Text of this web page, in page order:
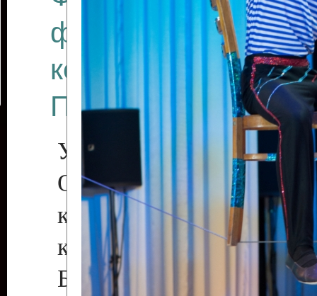
фестиваля
коллективов
Приднестровского
Участники фестиваля:
Образцовый
коллектив
культуры с.
Бендеры ,